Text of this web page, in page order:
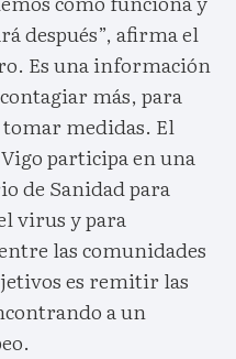
después”, afirma el
Es una información
más, para
medidas. El
participa en una
de Sanidad para
virus y para
las comunidades
es remitir las
a un